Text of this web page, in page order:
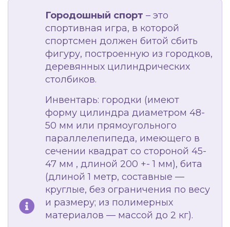
Городошный спорт – это
спортивная игра, в которой
спортсмен должен битой сбить
фигуру, построенную из городков,
деревянных цилиндрических
столбиков.
Инвентарь: городки (имеют
форму цилиндра диаметром 48-
50 мм или прямоугольного
параллелепипеда, имеющего в
сечении квадрат со стороной 45-
47 мм , длиной 200 +- 1 мм), бита
(длиной 1 метр, составные —
круглые, без ограничения по весу
и размеру; из полимерных
материалов — массой до 2 кг).